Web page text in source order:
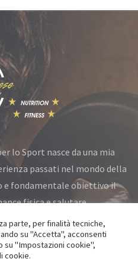
lo Sport nasce da una mia
passati nel mondo della
e fondamentale obiettivo il
fisica e salutare.
Reserved
parte, per finalità tecniche,
su "Accetta", acconsenti
su "Impostazioni cookie",
cookie.